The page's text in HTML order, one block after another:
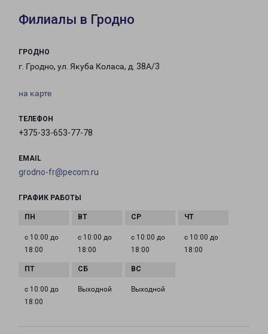
Филиалы в Гродно
ГРОДНО
г. Гродно, ул. Якуба Коласа, д. 38А/3
на карте
ТЕЛЕФОН
+375-33-653-77-78
EMAIL
grodno-fr@pecom.ru
ГРАФИК РАБОТЫ
с 10:00 до
18:00
с 10:00 до
18:00
с 10:00 до
18:00
с 10:00 до
18:00
с 10:00 до
18:00
Выходной Выходной